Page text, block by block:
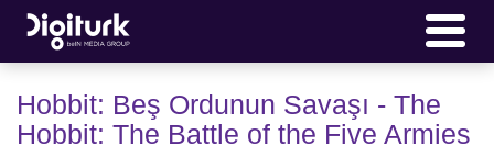
Hobbit: Beş Ordunun Savaşı - The
Hobbit: The Battle of the Five Armies